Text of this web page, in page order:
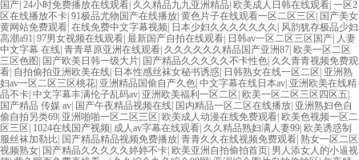
国产| 24小时免费播放在线观看| 久久精品九九亚洲精品| 欧美成人日韩在线观看| 一区2
区在线播放不卡| 91极品尤物国产在线播放| 黄色片子在线观看一区二区三区| 国产美女
黄网站免费观看| 在线免费中文字幕视频| 日本少妇久久久久久久久 | 风韵犹存极品少妇
高潮a91| 97男女视频在线观看| 最新国产自拍在线观看| 日韩av一区二区三区国产| 人妻
中文字幕 在线| 青青草原亚洲在线观看| 久久久久久久精品国产亚洲87| 欧美一区二区
三区色图| 国产欧美日韩一级大片| 国产精品久久久久久不卡性色| 久久青青视频免费观
看| 自拍偷拍亚洲欧美在线| 日本性感丝袜女秘书诱惑| 日韩熟女在线一区二区| 亚洲熟
妇av一区二区三区桃花| 亚洲精品国偷自产久色| 中文字幕在线日本av| 亚洲欧美在线精
品不卡| 中文字幕丰满伦子乱码av| 亚洲欧美福利一区二区| 欧美一区二区三区四区五|
国产精品 传媒 av| 国产午夜精品视频在线| 国内精品一区二区在线播放| 亚洲熟妇色自
偷自拍另类69| 亚洲啪啪一区二区三区| 欧美成人动漫在线免费观看| 欧美色视频一区二
区三区| 1024在线国产视频| 成人av字幕在线观看| 久久精品熟妇满人妻99| 欧美诱惑制
服丝袜加勒比| 国产精品精品视频免费播放| 青青久久在线视频免费观看| 熟女一区二区
视频熟女| 国产精品久久久久久婷婷不卡| 欧美亚洲自拍偷拍首页| 男人添女人的小逼视